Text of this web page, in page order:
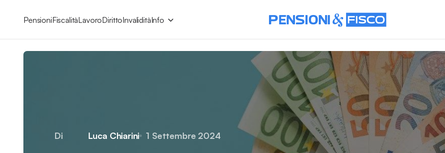
PensioniFiscalitàLavoroDirittoInvaliditàInfo
Di Luca Chiarini 1 Settembre 2024